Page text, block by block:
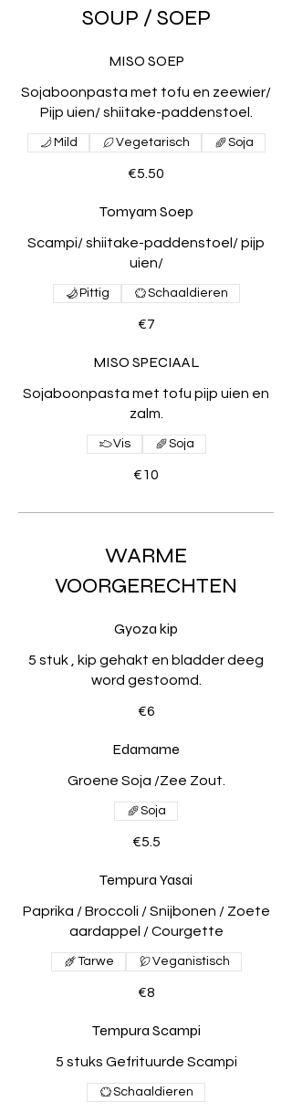
SOUP / SOEP
MISO SOEP
Sojaboonpasta met tofu en zeewier/
Pijp uien/ shiitake-paddenstoel.
€5.50
Mild Vegetarisch Soja
Tomyam Soep
Scampi/ shiitake-paddenstoel/ pijp
uien/
€7
Pittig Schaaldieren
MISO SPECIAAL
Sojaboonpasta met tofu pijp uien en
zalm.
€10
Vis Soja
WARME
VOORGERECHTEN
Gyoza kip
5 stuk , kip gehakt en bladder deeg
word gestoomd.
€6
Edamame
Groene Soja /Zee Zout.
€5.5
Soja
Tempura Yasai
Paprika / Broccoli / Snijbonen / Zoete
aardappel / Courgette
€8
Tarwe Veganistisch
Tempura Scampi
5 stuks Gefrituurde Scampi
Schaaldieren